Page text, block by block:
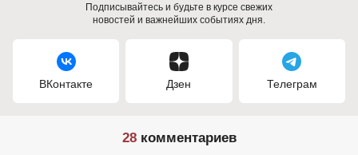
Подписывайтесь и будьте в курсе свежих
новостей и важнейших событиях дня.
ВКонтакте Дзен Телеграм
28комментариев